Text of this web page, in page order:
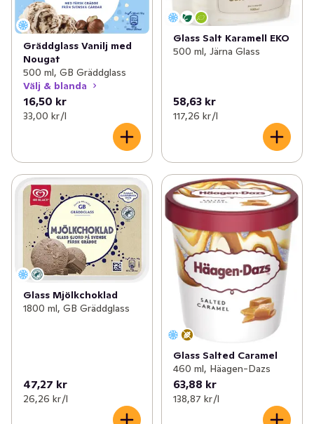
Gräddglass Vanilj med
Nougat
500 ml, GB Gräddglass
Välj & blanda
16,50 kr
33,00 kr /l
Glass Salt Karamell EKO
500 ml, Järna Glass
58,63 kr
117,26 kr /l
Glass Mjölkchoklad
1800 ml, GB Gräddglass
47,27 kr
26,26 kr /l
Glass Salted Caramel
460 ml, Häagen-Dazs
63,88 kr
138,87 kr /l